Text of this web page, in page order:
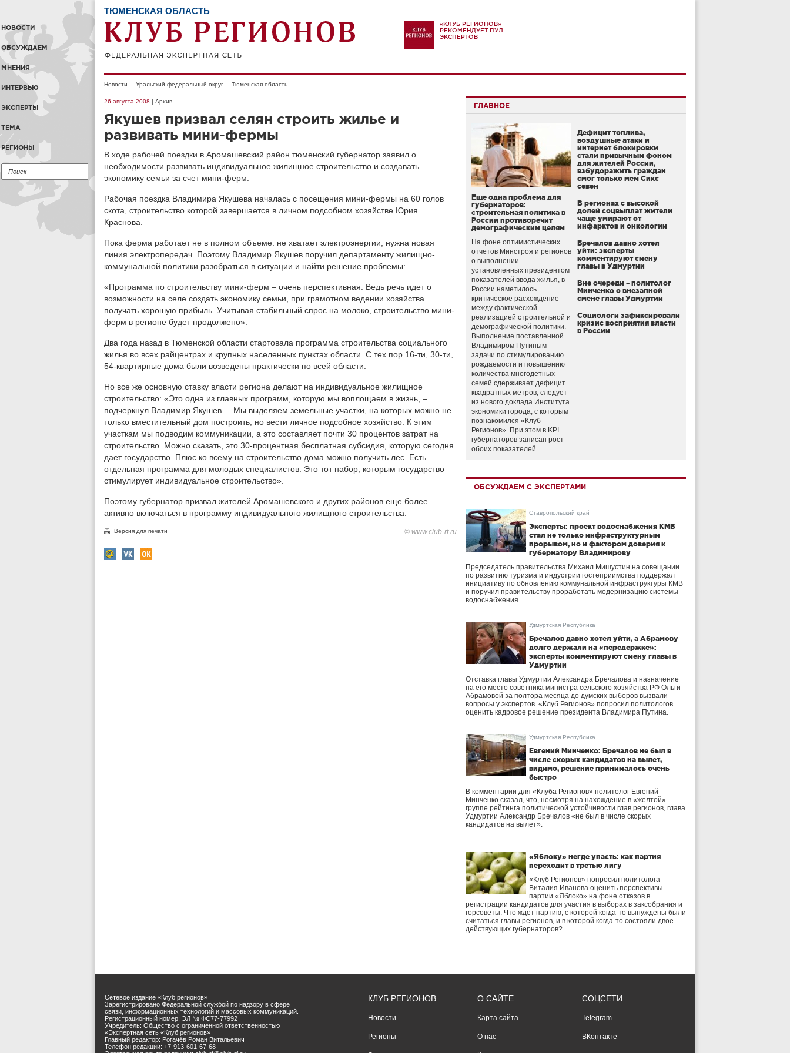
НОВОСТИ
ОБСУЖДАЕМ
МНЕНИЯ
ИНТЕРВЬЮ
ЭКСПЕРТЫ
ТЕМА
РЕГИОНЫ
ТЮМЕНСКАЯ ОБЛАСТЬ
«КЛУБ РЕГИОНОВ»
РЕКОМЕНДУЕТ ПУЛ
ЭКСПЕРТОВ
Новости Уральский федеральный округ Тюменская область
26 августа 2008 | Архив
Якушев призвал селян строить жилье и
развивать мини-фермы
В ходе рабочей поездки в Аромашевский район тюменский губернатор заявил о
необходимости развивать индивидуальное жилищное строительство и создавать
экономику семьи за счет мини-ферм.
Рабочая поездка Владимира Якушева началась с посещения мини-фермы на 60 голов
скота, строительство которой завершается в личном подсобном хозяйстве Юрия
Краснова.
Пока ферма работает не в полном объеме: не хватает электроэнергии, нужна новая
линия электропередач. Поэтому Владимир Якушев поручил департаменту жилищно-
коммунальной политики разобраться в ситуации и найти решение проблемы:
«Программа по строительству мини-ферм – очень перспективная. Ведь речь идет о
возможности на селе создать экономику семьи, при грамотном ведении хозяйства
получать хорошую прибыль. Учитывая стабильный спрос на молоко, строительство мини-
ферм в регионе будет продолжено».
Два года назад в Тюменской области стартовала программа строительства социального
жилья во всех райцентрах и крупных населенных пунктах области. С тех пор 16-ти, 30-ти,
54-квартирные дома были возведены практически по всей области.
Но все же основную ставку власти региона делают на индивидуальное жилищное
строительство: «Это одна из главных программ, которую мы воплощаем в жизнь, –
подчеркнул Владимир Якушев. – Мы выделяем земельные участки, на которых можно не
только вместительный дом построить, но вести личное подсобное хозяйство. К этим
участкам мы подводим коммуникации, а это составляет почти 30 процентов затрат на
строительство. Можно сказать, это 30-процентная бесплатная субсидия, которую сегодня
дает государство. Плюс ко всему на строительство дома можно получить лес. Есть
отдельная программа для молодых специалистов. Это тот набор, которым государство
стимулирует индивидуальное строительство».
Поэтому губернатор призвал жителей Аромашевского и других районов еще более
активно включаться в программу индивидуального жилищного строительства.
Версия для печати © www.club-rf.ru
ГЛАВНОЕ
Еще одна проблема для
губернаторов:
строительная политика в
России противоречит
демографическим целям
На фоне оптимистических
отчетов Минстроя и регионов
о выполнении
установленных президентом
показателей ввода жилья, в
России наметилось
критическое расхождение
между фактической
реализацией строительной и
демографической политики.
Выполнение поставленной
Владимиром Путиным
задачи по стимулированию
рождаемости и повышению
количества многодетных
семей сдерживает дефицит
квадратных метров, следует
из нового доклада Института
экономики города, с которым
познакомился «Клуб
Регионов». При этом в KPI
губернаторов записан рост
обоих показателей.
Дефицит топлива,
воздушные атаки и
интернет блокировки
стали привычным фоном
для жителей России,
взбудоражить граждан
смог только мем Сикс
севен
В регионах с высокой
долей соцвыплат жители
чаще умирают от
инфарктов и онкологии
Бречалов давно хотел
уйти: эксперты
комментируют смену
главы в Удмуртии
Вне очереди – политолог
Минченко о внезапной
смене главы Удмуртии
Социологи зафиксировали
кризис восприятия власти
в России
ОБСУЖДАЕМ С ЭКСПЕРТАМИ
Ставропольский край
Эксперты: проект водоснабжения КМВ
стал не только инфраструктурным
прорывом, но и фактором доверия к
губернатору Владимирову
Председатель правительства Михаил Мишустин на совещании
по развитию туризма и индустрии гостеприимства поддержал
инициативу по обновлению коммунальной инфраструктуры КМВ
и поручил правительству проработать модернизацию системы
водоснабжения.
Удмуртская Республика
Бречалов давно хотел уйти, а Абрамову
долго держали на «передержке»:
эксперты комментируют смену главы в
Удмуртии
Отставка главы Удмуртии Александра Бречалова и назначение
на его место советника министра сельского хозяйства РФ Ольги
Абрамовой за полтора месяца до думских выборов вызвали
вопросы у экспертов. «Клуб Регионов» попросил политологов
оценить кадровое решение президента Владимира Путина.
Удмуртская Республика
Евгений Минченко: Бречалов не был в
числе скорых кандидатов на вылет,
видимо, решение принималось очень
быстро
В комментарии для «Клуба Регионов» политолог Евгений
Минченко сказал, что, несмотря на нахождение в «желтой»
группе рейтинга политической устойчивости глав регионов, глава
Удмуртии Александр Бречалов «не был в числе скорых
кандидатов на вылет».
«Яблоку» негде упасть: как партия
переходит в третью лигу
«Клуб Регионов» попросил политолога
Виталия Иванова оценить перспективы
партии «Яблоко» на фоне отказов в
регистрации кандидатов для участия в выборах в заксобрания и
горсоветы. Что ждет партию, с которой когда-то вынуждены были
считаться главы регионов, и в которой когда-то состояли двое
действующих губернаторов?
Сетевое издание «Клуб регионов»
Зарегистрировано Федеральной службой по надзору в сфере
связи, информационных технологий и массовых коммуникаций.
Регистрационный номер: ЭЛ № ФС77-77992
Учредитель: Общество с ограниченной ответственностью
«Экспертная сеть «Клуб регионов»
Главный редактор: Рогачёв Роман Витальевич
Телефон редакции: +7-913-601-67-68
КЛУБ РЕГИОНОВ
Новости
Регионы
О САЙТЕ
Карта сайта
О нас
СОЦСЕТИ
Telegram
ВКонтакте